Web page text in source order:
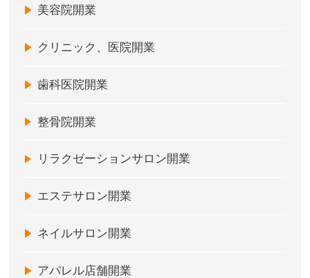
美容院開業
クリニック、医院開業
歯科医院開業
整骨院開業
リラクゼーションサロン開業
エステサロン開業
ネイルサロン開業
アパレル店舗開業